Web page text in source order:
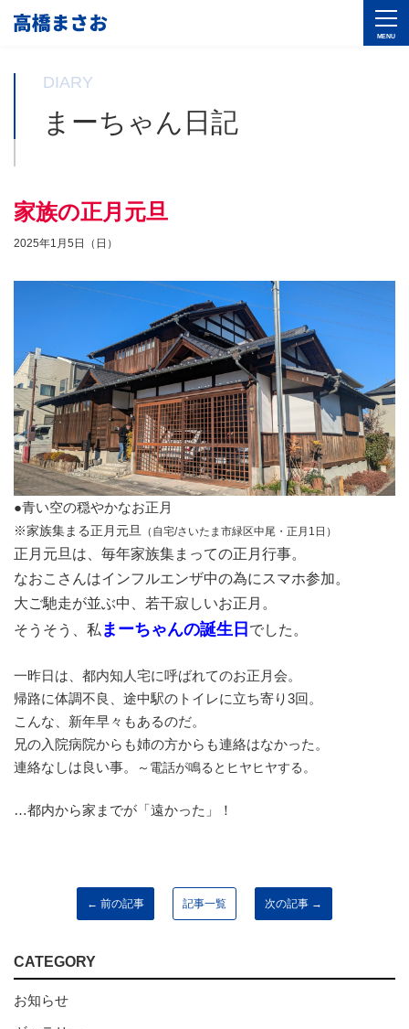
DIARY
まーちゃん日記
家族の正月元旦
2025年1月5日（日）
●青い空の穏やかなお正月
※家族集まる正月元旦 （自宅/さいたま市緑区中尾・正月1日）
正月元旦は、毎年家族集まっての正月行事。
なおこさんはインフルエンザ中の為にスマホ参加。
大ご馳走が並ぶ中、若干寂しいお正月。
そうそう、私 まーちゃんの誕生日 でした。
一昨日は、都内知人宅に呼ばれてのお正月会。
帰路に体調不良、途中駅のトイレに立ち寄り3回。
こんな、新年早々もあるのだ。
兄の入院病院からも姉の方からも連絡はなかった。
連絡なしは良い事。
～電話が鳴るとヒヤヒヤする。
…都内から家までが「遠かった」！
← 前の記事 記事一覧 次の記事 →
CATEGORY
お知らせ